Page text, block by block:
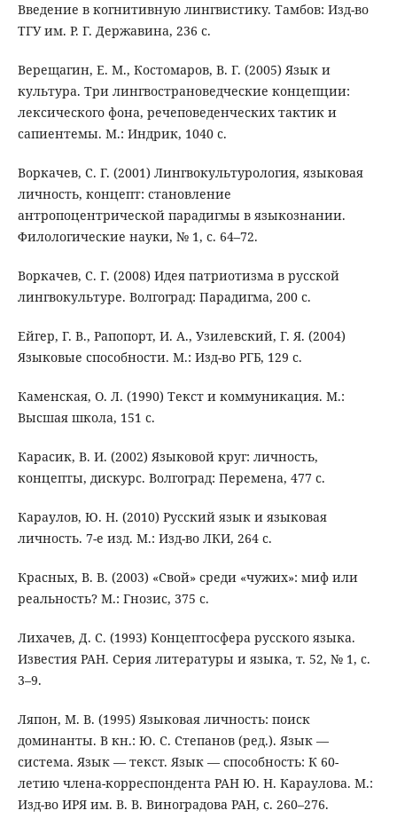
Введение в когнитивную лингвистику. Тамбов: Изд-во
ТГУ им. Р. Г. Державина, 236 с.
Верещагин, Е. М., Костомаров, В. Г. (2005) Язык и
культура. Три лингвострановедческие концепции:
лексического фона, речеповеденческих тактик и
сапиентемы. М.: Индрик, 1040 с.
Воркачев, С. Г. (2001) Лингвокультурология, языковая
личность, концепт: становление
антропоцентрической парадигмы в языкознании.
Филологические науки, № 1, с. 64–72.
Воркачев, С. Г. (2008) Идея патриотизма в русской
лингвокультуре. Волгоград: Парадигма, 200 с.
Ейгер, Г. В., Рапопорт, И. А., Узилевский, Г. Я. (2004)
Языковые способности. М.: Изд-во РГБ, 129 с.
Каменская, О. Л. (1990) Текст и коммуникация. М.:
Высшая школа, 151 с.
Карасик, В. И. (2002) Языковой круг: личность,
концепты, дискурс. Волгоград: Перемена, 477 с.
Караулов, Ю. Н. (2010) Русский язык и языковая
личность. 7-е изд. М.: Изд-во ЛКИ, 264 с.
Красных, В. В. (2003) «Свой» среди «чужих»: миф или
реальность? М.: Гнозис, 375 с.
Лихачев, Д. С. (1993) Концептосфера русского языка.
Известия РАН. Серия литературы и языка, т. 52, № 1, с.
3–9.
Ляпон, М. В. (1995) Языковая личность: поиск
доминанты. В кн.: Ю. С. Степанов (ред.). Язык —
система. Язык — текст. Язык — способность: К 60-
летию члена-корреспондента РАН Ю. Н. Караулова. М.:
Изд-во ИРЯ им. В. В. Виноградова РАН, с. 260–276.